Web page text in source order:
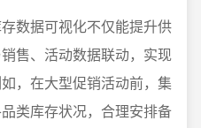
数据可视化不仅能提升供
售、活动数据联动，实现
，在大型促销活动前，集
类库存状况，合理安排备